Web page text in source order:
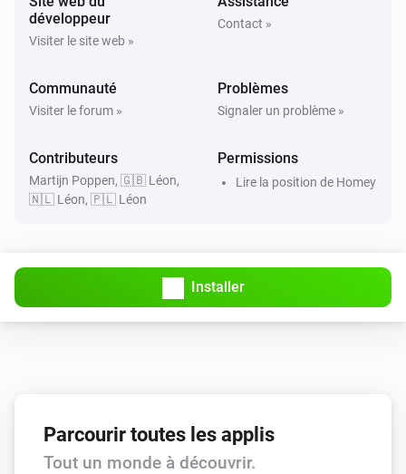
développeur
Visiter le site web »
Contact »
Communauté
Visiter le forum »
Problèmes
Signaler un problème »
Contributeurs
Martijn Poppen, 🇬🇧 Léon,
🇳🇱 Léon, 🇵🇱 Léon
Permissions
Lire la position de Homey
Installer
Parcourir toutes les applis
Tout un monde à découvrir.